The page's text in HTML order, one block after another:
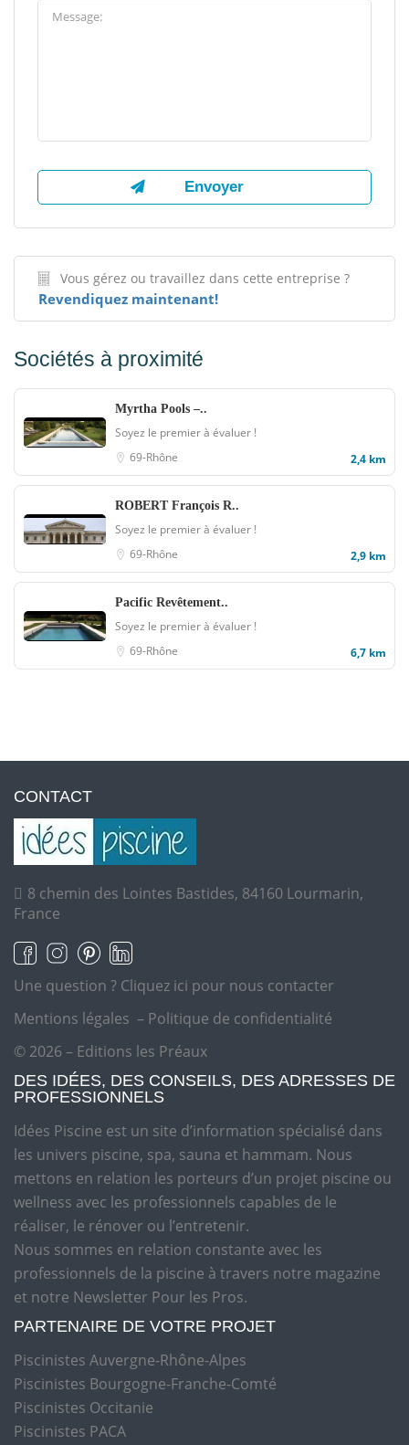
Vous gérez ou travaillez dans cette entreprise ?
Revendiquez maintenant!
Sociétés à proximité
Myrtha Pools –..
Soyez le premier à évaluer !
69-Rhône
2,4 km
ROBERT François R..
Soyez le premier à évaluer !
69-Rhône
2,9 km
Pacific Revêtement..
Soyez le premier à évaluer !
69-Rhône
6,7 km
CONTACT
8 chemin des Lointes Bastides, 84160 Lourmarin,
France
Une question ? Cliquez ici pour nous contacter
Mentions légales – Politique de confidentialité
© 2026 – Editions les Préaux
DES IDÉES, DES CONSEILS, DES ADRESSES DE
PROFESSIONNELS
Idées Piscine est un site d’information spécialisé dans
les univers piscine, spa, sauna et hammam. Nous
mettons en relation les porteurs d’un projet piscine ou
wellness avec les professionnels capables de le
réaliser, le rénover ou l’entretenir.
Nous sommes en relation constante avec les
professionnels de la piscine à travers notre magazine
et notre Newsletter Pour les Pros.
PARTENAIRE DE VOTRE PROJET
Piscinistes Auvergne-Rhône-Alpes
Piscinistes Bourgogne-Franche-Comté
Piscinistes Occitanie
Piscinistes PACA